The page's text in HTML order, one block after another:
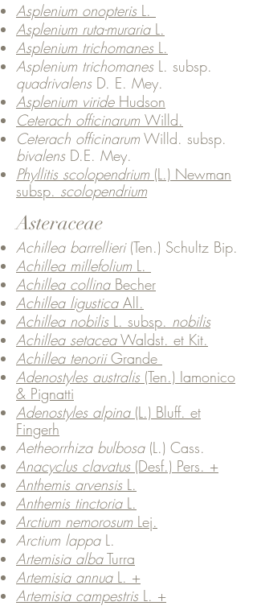
Asplenium onopterisL.
Asplenium ruta-murariaL.
Asplenium trichomanesL.
Asplenium trichomanesL. subsp.
quadrivalens D. E. Mey.
Asplenium virideHudson
Ceterach officinarum Willd.
Ceterach officinarum Willd. subsp.
bivalens D.E. Mey.
Phyllitis scolopendrium (L.) Newman
subsp. scolopendrium
Asteraceae
Achillea barrellieri(Ten.) Schultz Bip.
Achillea millefolium L.
Achillea collinaBecher
Achillea ligusticaAll.
Achillea nobilisL. subsp. nobilis
Achillea setaceaWaldst. et Kit.
Achillea tenoriiGrande
Adenostyles australis (Ten.) Iamonico
& Pignatti
Adenostyles alpina(L.) Bluff. et
Fingerh
Aetheorrhiza bulbosa(L.) Cass.
Anacyclus clavatus(Desf.) Pers. +
Anthemis arvensisL.
Anthemis tinctoriaL.
Arctium nemorosum Lej.
Arctium lappaL.
Artemisia albaTurra
Artemisia annuaL. +
Artemisia campestrisL. +